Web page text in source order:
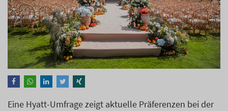
Eine Hyatt-Umfrage zeigt aktuelle Präferenzen bei der